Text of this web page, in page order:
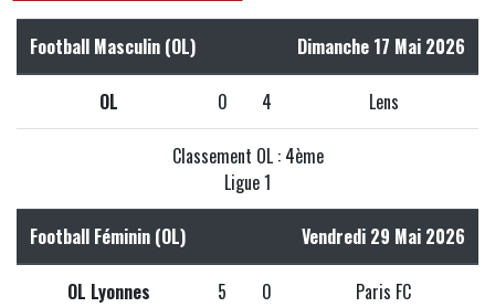
Football Masculin (OL) Dimanche 17 Mai 2026
OL 0 4 Lens
Classement OL : 4ème
Ligue 1
Football Féminin (OL) Vendredi 29 Mai 2026
OL Lyonnes 5 0 Paris FC